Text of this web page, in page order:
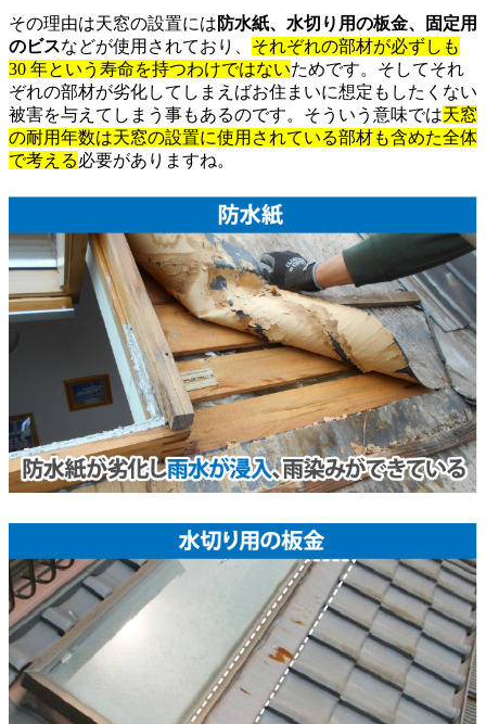
その理由は天窓の設置には 防水紙、水切り用の板金、固定用
のビスなどが使用されており、 それぞれの部材が必ずしも
30 年という寿命を持つわけではないためです。そしてそれ
ぞれの部材が劣化してしまえばお住まいに想定もしたくない
被害を与えてしまう事もあるのです。そういう意味では天窓
の耐用年数は天窓の設置に使用されている部材も含めた全体
で考える必要がありますね。